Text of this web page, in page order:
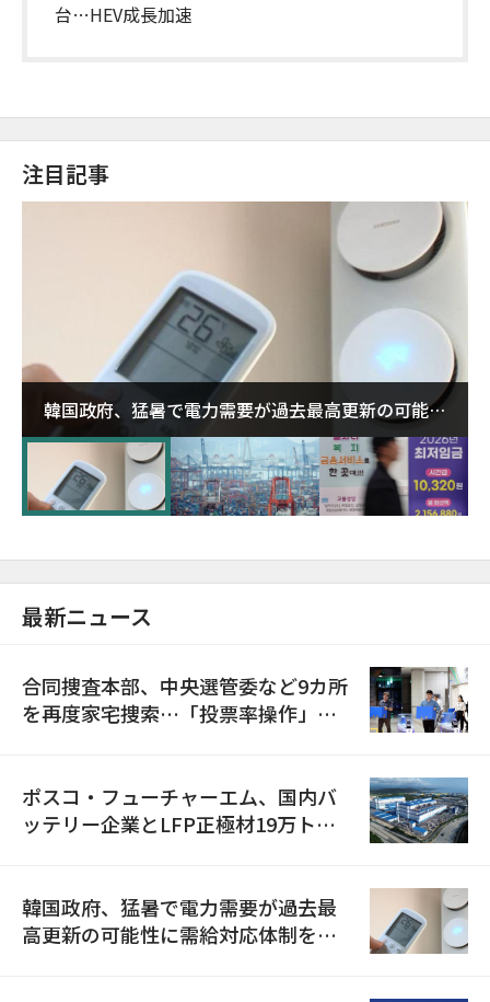
台…HEV成長加速
注目記事
韓国政府、猛暑で電力需要が過去最高更新の可能性
に需給対応体制を点検
最新ニュース
合同捜査本部、中央選管委など9カ所
を再度家宅捜索…「投票率操作」の
ポスコ・フューチャーエム、国内バ
ッテリー企業とLFP正極材19万トン
韓国政府、猛暑で電力需要が過去最
高更新の可能性に需給対応体制を点